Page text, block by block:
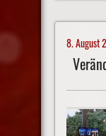
8. August